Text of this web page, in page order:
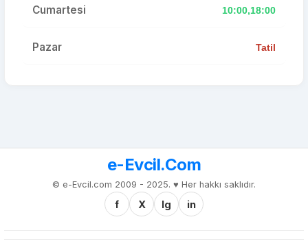
Cumartesi 10:00,18:00
Pazar Tatil
e-Evcil.Com
© e-Evcil.com 2009 - 2025. ♥️ Her hakkı saklıdır.
f X Ig in